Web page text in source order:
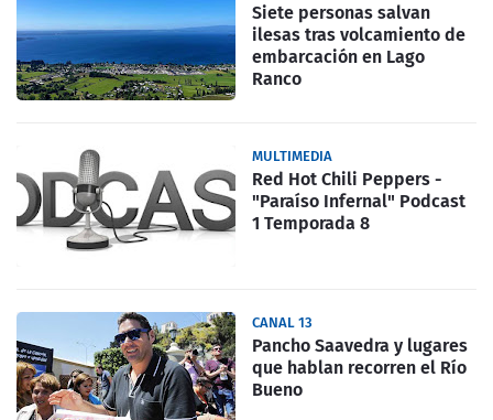
Siete personas salvan
ilesas tras volcamiento de
embarcación en Lago
Ranco
MULTIMEDIA
Red Hot Chili Peppers -
"Paraíso Infernal" Podcast
1 Temporada 8
CANAL 13
Pancho Saavedra y lugares
que hablan recorren el Río
Bueno